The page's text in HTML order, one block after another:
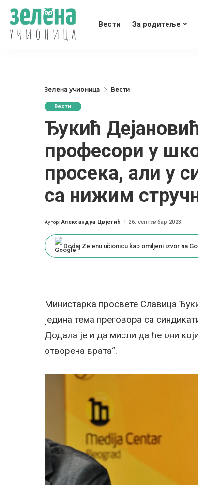
Вести За родитеље
Зелена учионица Вести
Вести
Ђукић
професори у
просека, али у
са нижим
Posted
Аутор: Александра Цвјетић 26. септембар 2023.
Dodaj Zelenu učionicu kao omiljeni izvor na
Министарка просвете Славица
једина тема преговора са
Додала је и да мисли да ће они
отворена врата“.